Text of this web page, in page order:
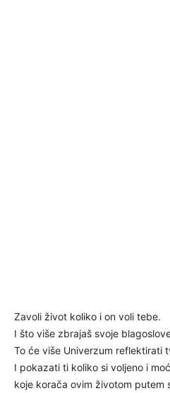
Zavoli život koliko i on voli tebe.
I što više zbrajaš svoje
To će više Univerzum reflektirati
I pokazati ti koliko si voljeno i
koje korača ovim životom putem